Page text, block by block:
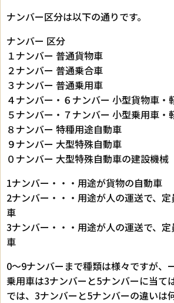
ナンバー区分は以下の通りです。
ナンバー 区分
１ナンバー 普通貨物車
２ナンバー 普通乗合車
３ナンバー 普通乗用車
４ナンバー・６ナンバー 小型貨物車・
５ナンバー・７ナンバー 小型乗用車・
８ナンバー 特種用途自動車
９ナンバー 大型特殊自動車
０ナンバー 大型特殊自動車の建設機械
1ナンバー・・・用途が貨物の自動車
2ナンバー・・・用途が人の運送で、
車
3ナンバー・・・用途が人の運送で、
車
0～9ナンバーまで種類は様々ですが、
乗用車は3ナンバーと5ナンバーに当て
では、3ナンバーと5ナンバーの違いは